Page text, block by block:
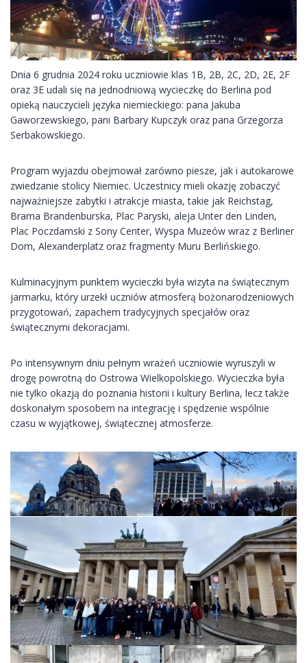
Dnia 6 grudnia 2024 roku uczniowie klas 1B, 2B, 2C, 2D, 2E, 2F
oraz 3E udali się na jednodniową wycieczkę do Berlina pod
opieką nauczycieli języka niemieckiego: pana Jakuba
Gaworzewskiego, pani Barbary Kupczyk oraz pana Grzegorza
Serbakowskiego.
Program wyjazdu obejmował zarówno piesze, jak i autokarowe
zwiedzanie stolicy Niemiec. Uczestnicy mieli okazję zobaczyć
najważniejsze zabytki i atrakcje miasta, takie jak Reichstag,
Brama Brandenburska, Plac Paryski, aleja Unter den Linden,
Plac Poczdamski z Sony Center, Wyspa Muzeów wraz z Berliner
Dom, Alexanderplatz oraz fragmenty Muru Berlińskiego.
Kulminacyjnym punktem wycieczki była wizyta na świątecznym
jarmarku, który urzekł uczniów atmosferą bożonarodzeniowych
przygotowań, zapachem tradycyjnych specjałów oraz
świątecznymi dekoracjami.
Po intensywnym dniu pełnym wrażeń uczniowie wyruszyli w
drogę powrotną do Ostrowa Wielkopolskiego. Wycieczka była
nie tylko okazją do poznania historii i kultury Berlina, lecz także
doskonałym sposobem na integrację i spędzenie wspólnie
czasu w wyjątkowej, świątecznej atmosferze.